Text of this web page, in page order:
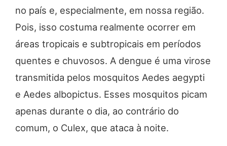
no país e, especialmente, em nossa região.
Pois, isso costuma realmente ocorrer em
áreas tropicais e subtropicais em períodos
quentes e chuvosos. A dengue é uma virose
transmitida pelos mosquitos Aedes aegypti
e Aedes albopictus. Esses mosquitos picam
apenas durante o dia, ao contrário do
comum, o Culex, que ataca à noite.